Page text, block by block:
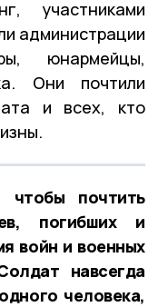
участниками
администрации
юнармейцы,
Они почтили
и всех, кто
почтить
погибших и
войн и военных
навсегда
человека,